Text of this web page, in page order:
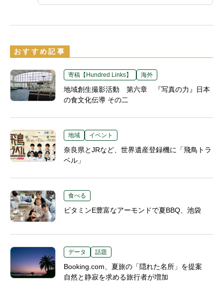
おすすめ記事
寄稿【Hundred Links】 海外
地域創生撮影活動 第六章 『写真の力』日本
の食文化伝導 その二
地域 イベント
奈良県とJRなど、世界遺産登録機に「飛鳥トラ
ベル」
食べる
ビタミンE豊富なアーモンドで夏BBQ、池袋
データ 話題
Booking.com、夏旅の「隠れた名所」を提案
自然と静寂を求める旅行者が増加